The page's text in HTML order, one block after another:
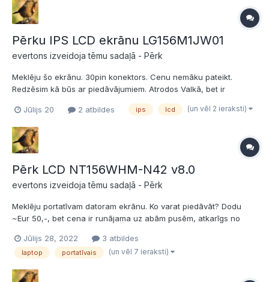
Pērku IPS LCD ekrānu LG156M1JW01
evertons izveidoja tēmu sadaļā - Pērk
Meklēju šo ekrānu. 30pin konektors. Cenu nemāku pateikt.
Redzēsim kā būs ar piedāvājumiem. Atrodos Valkā, bet ir
braukāju uz Rīgu.
Jūlijs 20 2 atbildes ips lcd (un vēl 2 ieraksti)
Pērk LCD NT156WHM-N42 v8.0
evertons izveidoja tēmu sadaļā - Pērk
Meklēju portatīvam datoram ekrānu. Ko varat piedāvāt? Dodu
~Eur 50,-, bet cena ir runājama uz abām pusēm, atkarīgs no
pakalpojumus.
Jūlijs 28, 2022 3 atbildes
laptop portatīvais (un vēl 7 ieraksti)